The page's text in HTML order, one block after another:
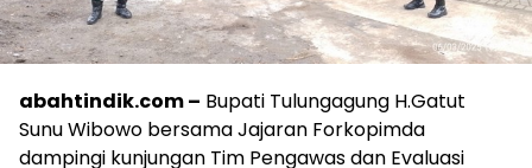
abahtindik.com – Bupati Tulungagung H.Gatut
Sunu Wibowo bersama Jajaran Forkopimda
dampingi kunjungan Tim Pengawas dan Evaluasi